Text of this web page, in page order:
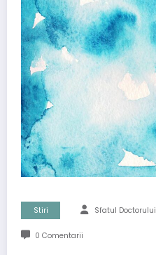
Stiri Sfatul Doctorului
0 Comentarii